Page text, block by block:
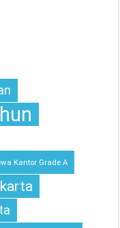
Kantor Grade A